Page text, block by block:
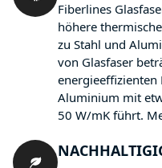
Fiberlines
höhere
zu Stahl und
von Glasfaser
energieeffizienten
Aluminium mit
50 W/mK führt.